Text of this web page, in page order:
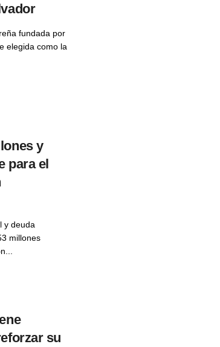
fundada por
elegida como la
y
para el
y deuda
millones
su